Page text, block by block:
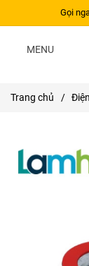
Gọi
MENU
Trang chủ /